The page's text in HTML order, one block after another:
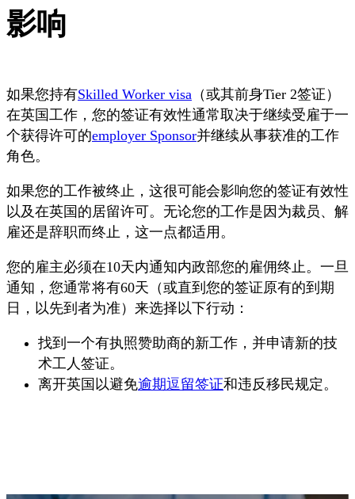
影响
如果您持有Skilled Worker visa （或其前身Tier 2签证）
在英国工作，您的签证有效性通常取决于继续受雇于一
个获得许可的employer Sponsor并继续从事获准的工作
角色。
如果您的工作被终止，这很可能会影响您的签证有效性
以及在英国的居留许可。无论您的工作是因为裁员、解
雇还是辞职而终止，这一点都适用。
您的雇主必须在10天内通知内政部您的雇佣终止。一旦
通知，您通常将有60天（或直到您的签证原有的到期
日，以先到者为准）来选择以下行动：
找到一个有执照赞助商的新工作，并申请新的技
术工人签证。
离开英国以避免逾期逗留签证和违反移民规定。